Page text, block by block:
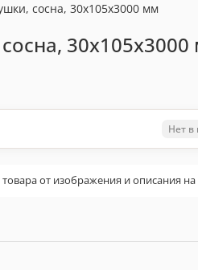
сосна, 30x105x3000 мм
Нет в
от изображения и описания на